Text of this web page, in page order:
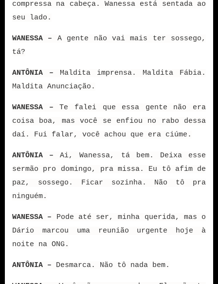
compressa na cabeça. Wanessa está sentada ao
seu lado.
WANESSA – A gente não vai mais ter sossego,
tá?
ANTÔNIA – Maldita imprensa. Maldita Fábia.
Maldita Anunciação.
WANESSA –Te falei que essa gente não era
coisa boa, mas você se enfiou no rabo dessa
daí. Fui falar, você achou que era ciúme.
ANTÔNIA –Ai, Wanessa, tá bem. Deixa esse
sermão pro domingo, pra missa. Eu tô afim de
paz, sossego. Ficar sozinha. Não tô pra
ninguém.
WANESSA – Pode até ser, minha querida, mas o
Dário marcou uma reunião urgente hoje à
noite na ONG.
ANTÔNIA – Desmarca. Não tô nada bem.